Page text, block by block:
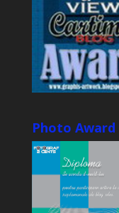
Photo Award